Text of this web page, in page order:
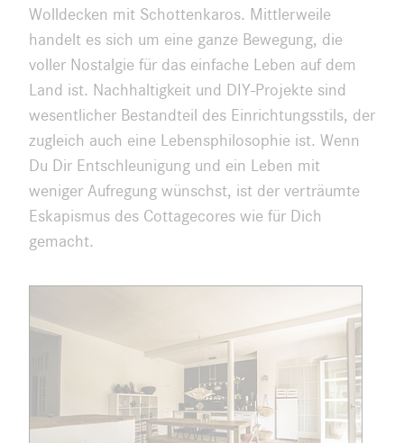
Wolldecken mit Schottenkaros. Mittlerweile
handelt es sich um eine ganze Bewegung, die
voller Nostalgie für das einfache Leben auf dem
Land ist. Nachhaltigkeit und DIY-Projekte sind
wesentlicher Bestandteil des Einrichtungsstils, der
zugleich auch eine Lebensphilosophie ist. Wenn
Du Dir Entschleunigung und ein Leben mit
weniger Aufregung wünschst, ist der verträumte
Eskapismus des Cottagecores wie für Dich
gemacht.